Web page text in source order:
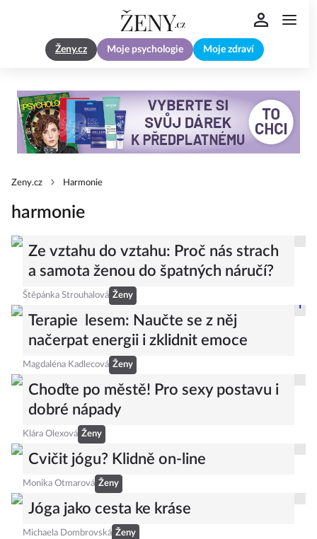
Ženy.cz Moje psychologie Moje zdraví
Zeny.cz Harmonie
harmonie
Ze vztahu do vztahu: Proč nás strach
a samota ženou do špatných náručí?
Štěpánka Strouhalová Ženy
Terapie lesem: Naučte se z něj
načerpat energii i zklidnit emoce
Magdaléna Kadlecová Ženy
Choďte po městě! Pro sexy postavu i
dobré nápady
Klára Olexová Ženy
Cvičit jógu? Klidně on-line
Monika Otmarová Ženy
Jóga jako cesta ke kráse
Michaela Dombrovská Ženy